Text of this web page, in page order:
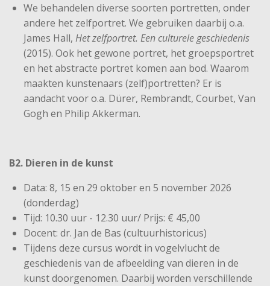
We behandelen diverse soorten portretten, onder
andere het zelfportret. We gebruiken daarbij o.a.
James Hall, Het zelfportret. Een culturele geschiedenis
(2015). Ook het gewone portret, het groepsportret
en het abstracte portret komen aan bod. Waarom
maakten kunstenaars (zelf)portretten? Er is
aandacht voor o.a. Dürer, Rembrandt, Courbet, Van
Gogh en Philip Akkerman.
B2. Dieren in de kunst
Data: 8, 15 en 29 oktober en 5 november 2026
(donderdag)
Tijd: 10.30 uur - 12.30 uur/ Prijs: € 45,00
Docent: dr. Jan de Bas (cultuurhistoricus)
Tijdens deze cursus wordt in vogelvlucht de
geschiedenis van de afbeelding van dieren in de
kunst doorgenomen. Daarbij worden verschillende